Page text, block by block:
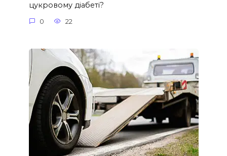
цукровому діабеті?
0 22